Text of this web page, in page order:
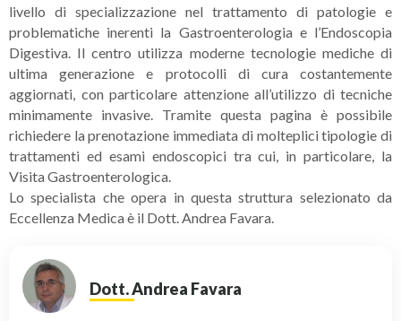
livello di specializzazione nel trattamento di patologie e
problematiche inerenti la Gastroenterologia e l’Endoscopia
Digestiva. Il centro utilizza moderne tecnologie mediche di
ultima generazione e protocolli di cura costantemente
aggiornati, con particolare attenzione all’utilizzo di tecniche
minimamente invasive. Tramite questa pagina è possibile
richiedere la prenotazione immediata di molteplici tipologie di
trattamenti ed esami endoscopici tra cui, in particolare, la
Visita Gastroenterologica.
Lo specialista che opera in questa struttura selezionato da
Eccellenza Medica è il Dott. Andrea Favara.
Dott. Andrea Favara